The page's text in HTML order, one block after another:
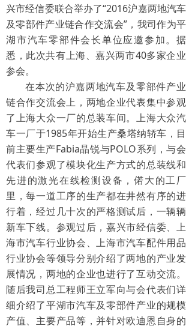
兴市经信委联合举办了“2016沪嘉两地汽车
及零部件产业链合作交流会”，我司作为平
湖市汽车零部件会长单位应邀参加。据
悉，此次共有上海、嘉兴两市40多家企业
参会。
在本次的沪嘉两地汽车及零部件产业
链合作交流会上，两地企业代表集中参观
了上海大众一厂的总装车间。上海大众汽
车一厂于1985年开始生产桑塔纳轿车，目
前主要生产Fabia晶锐与POLO系列，与会
代表们参观了模块化生产方式的总装线和
先进的激光在线检测设备，偌大的工厂
里，每一道工序的生产都在井然有序的进
行着，经过几十次的严格测试后，一辆辆
新车下线。参观过后，嘉兴市经信委、上
海市汽车行业协会、上海市汽车配件用品
行业协会等领导分别介绍了两地的产业发
展情况，两地的企业也进行了互动交流。
随后我司总工程师王立军向与会代表们详
细介绍了平湖市汽车及零部件产业的规模
产值、主要产品等，并针对欧迪恩自身的